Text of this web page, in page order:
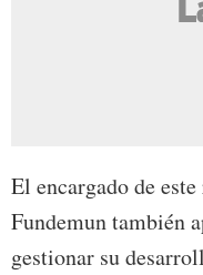
El encargado de
Fundemun también
gestionar su